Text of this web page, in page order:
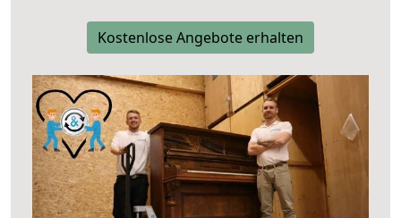
Kostenlose Angebote erhalten